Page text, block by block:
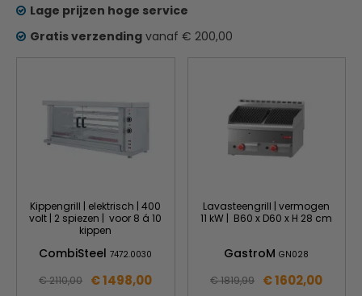
Kippengrill | elektrisch | 400
volt | 2 spiezen | voor 8 á 10
kippen
CombiSteel7472.0030
€ 2110,00 € 1498,00
Lavasteengrill | vermogen
11 kW | B60 x D60 x H 28 cm
GastroMGN028
€ 1819,99 € 1602,00
Lage prijzen hoge service
Gratis verzending vanaf € 200,00